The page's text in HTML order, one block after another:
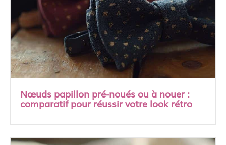
Nœuds papillon pré-noués ou à nouer :
comparatif pour réussir votre look rétro